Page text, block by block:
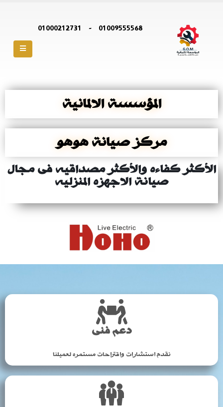
01009555568
-
01000212731
المؤسسة الالمانية
مركز صيانة هوهو
الأكثر كفاءه والأكثر مصداقيه فى مجال
صيانة الاجهزه المنزليه
دعم فنى
نقدم استشارات واقتراحات مستمره لعميلنا